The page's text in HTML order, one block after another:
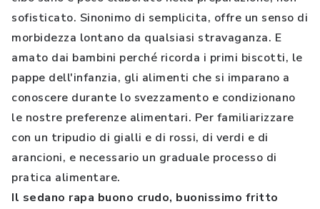
sofisticato. Sinonimo di semplicita, offre un senso di
morbidezza lontano da qualsiasi stravaganza. E
amato dai bambini perché ricorda i primi biscotti, le
pappe dell'infanzia, gli alimenti che si imparano a
conoscere durante lo svezzamento e condizionano
le nostre preferenze alimentari. Per familiarizzare
con un tripudio di gialli e di rossi, di verdi e di
arancioni, e necessario un graduale processo di
pratica alimentare.
Il sedano rapa buono crudo, buonissimo fritto